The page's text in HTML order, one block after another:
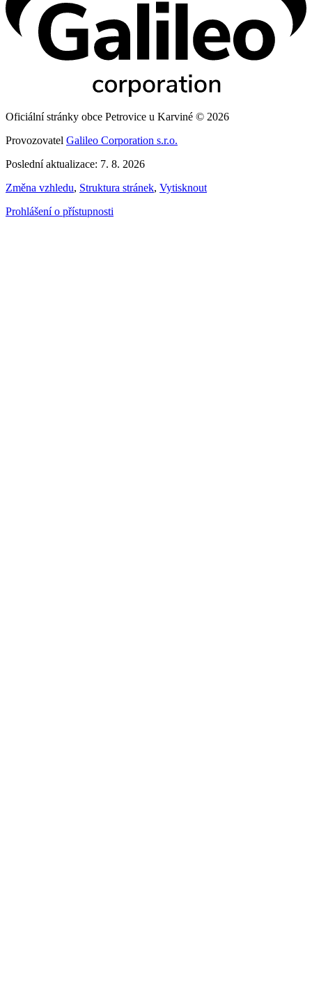
Oficiální stránky obce Petrovice u Karviné © 2026
Provozovatel Galileo Corporation s.r.o.
Poslední aktualizace: 7. 8. 2026
Změna vzhledu, Struktura stránek, Vytisknout
Prohlášení o přístupnosti